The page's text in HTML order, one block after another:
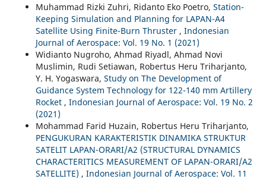
Muhammad Rizki Zuhri, Ridanto Eko Poetro, Station-
Keeping Simulation and Planning for LAPAN-A4
Satellite Using Finite-Burn Thruster , Indonesian
Journal of Aerospace: Vol. 19 No. 1 (2021)
Widianto Nugroho, Ahmad Riyadl, Ahmad Novi
Muslimin, Rudi Setiawan, Robertus Heru Triharjanto,
Y. H. Yogaswara, Study on The Development of
Guidance System Technology for 122-140 mm Artillery
Rocket , Indonesian Journal of Aerospace: Vol. 19 No. 2
(2021)
Mohammad Farid Huzain, Robertus Heru Triharjanto,
PENGUKURAN KARAKTERISTIK DINAMIKA STRUKTUR
SATELIT LAPAN-ORARI/A2 (STRUCTURAL DYNAMICS
CHARACTERITICS MEASUREMENT OF LAPAN-ORARI/A2
SATELLITE) , Indonesian Journal of Aerospace: Vol. 11